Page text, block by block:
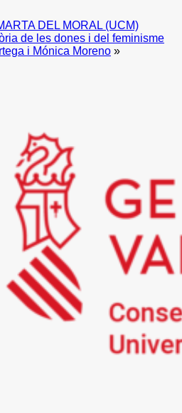
DEL MORAL (UCM)
de les dones i del feminisme
i Mónica Moreno »